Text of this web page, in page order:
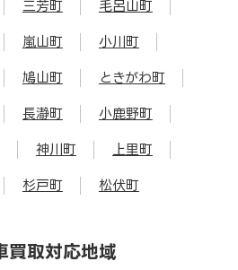
三芳町 毛呂山町
嵐山町 小川町
鳩山町 ときがわ町
長瀞町 小鹿野町
神川町 上里町
杉戸町 松伏町
買取対応地域